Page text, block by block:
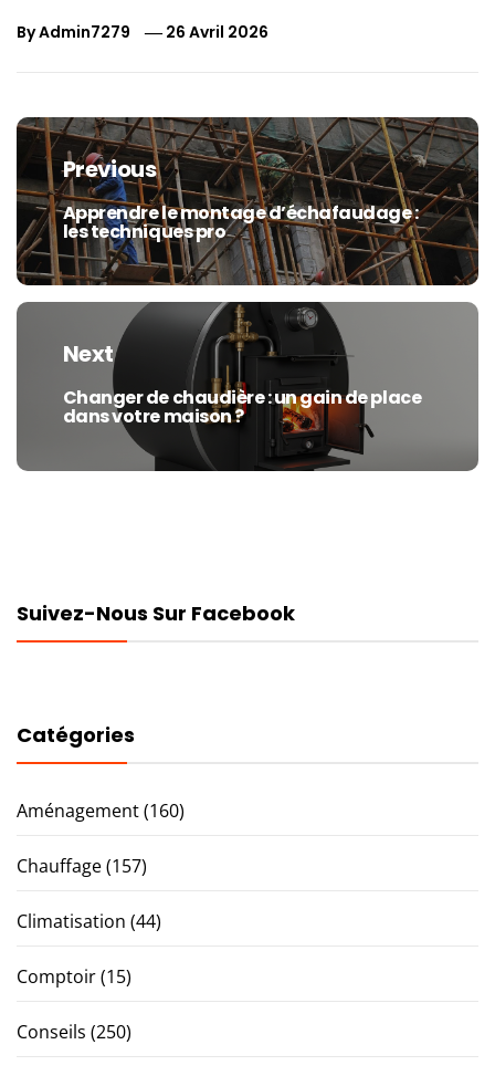
ByAdmin7279 26 Avril 2026
Navigation
de
l’article
Previous
Previous
post:
Apprendre le montage d’échafaudage :
les techniques pro
Next
Next
post:
Changer de chaudière : un gain de place
dans votre maison ?
Suivez-Nous Sur Facebook
Catégories
Aménagement(160)
Chauffage(157)
Climatisation (44)
Comptoir(15)
Conseils (250)